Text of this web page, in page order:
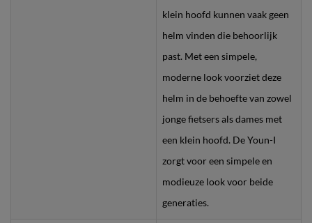
klein hoofd kunnen vaak geen
helm vinden die behoorlijk
past. Met een simpele,
moderne look voorziet deze
helm in de behoefte van zowel
jonge fietsers als dames met
een klein hoofd. De Youn-I
zorgt voor een simpele en
modieuze look voor beide
generaties.